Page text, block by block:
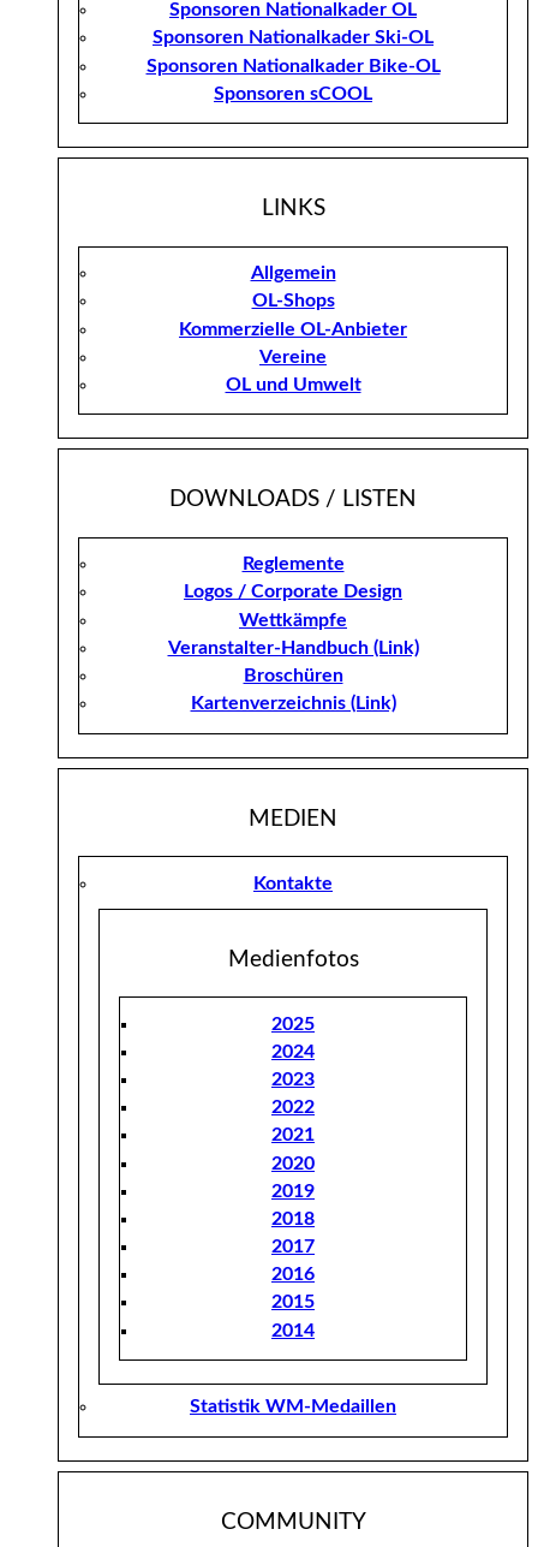
Sponsoren Nationalkader OL
Sponsoren Nationalkader Ski-OL
Sponsoren Nationalkader Bike-OL
Sponsoren sCOOL
LINKS
Allgemein
OL-Shops
Kommerzielle OL-Anbieter
Vereine
OL und Umwelt
DOWNLOADS / LISTEN
Reglemente
Logos / Corporate Design
Wettkämpfe
Veranstalter-Handbuch (Link)
Broschüren
Kartenverzeichnis (Link)
MEDIEN
Kontakte
Medienfotos
2025
2024
2023
2022
2021
2020
2019
2018
2017
2016
2015
2014
Statistik WM-Medaillen
COMMUNITY